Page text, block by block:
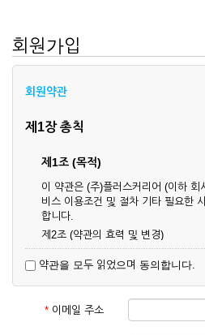
회원가입
회원약관
제1장 총칙
제1조 (목적)
이 약관은 (주)플러스커리어 (이하 회
비스 이용조건 및 절차 기타 필요한
합니다.
제2조 (약관의 효력 및 변경)
업상 중요 하거나 합리적인 사유가 발
통하여 변경할 수 있습니다.
② 회원은 변경된 약관에 동의하지
단하고 이용계약을 해지할 수 있습
약관을 모두 읽었으며 동의합니다.
* 이메일 주소